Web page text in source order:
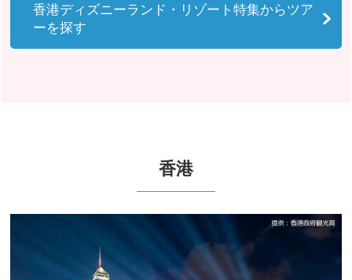
香港ディズニーランド・リゾート特集からツア
ーを探す
香港